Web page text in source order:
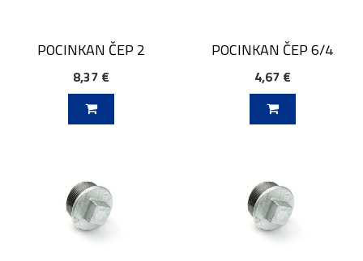
POCINKAN ČEP 2
8,37 €
POCINKAN ČEP 6/4
4,67 €